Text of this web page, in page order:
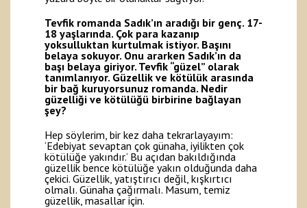
Tevfik romanda Sadık’ın aradığı bir genç. 17-
18 yaşlarında. Çok para kazanıp
yoksulluktan kurtulmak istiyor. Başını
belaya sokuyor. Onu ararken Sadık’ın da
başı belaya giriyor. Tevfik “güzel” olarak
tanımlanıyor. Güzellik ve kötülük arasında
bir bağ kuruyorsunuz romanda. Nedir
güzelliği ve kötülüğü birbirine bağlayan
şey?
Hep söylerim, bir kez daha tekrarlayayım:
‘Edebiyat sevaptan çok günaha, iyilikten çok
kötülüğe yakındır.’ Bu açıdan bakıldığında
güzellik bence kötülüğe yakın olduğunda daha
çekici. Güzellik, yatıştırıcı değil, kışkırtıcı
olmalı. Günaha çağırmalı. Masum, temiz
güzellik, masallar için.